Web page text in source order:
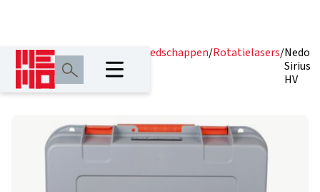
Home/Producten Lasergereedschappen/Rotatielasers/Nedo
Sirius
HV